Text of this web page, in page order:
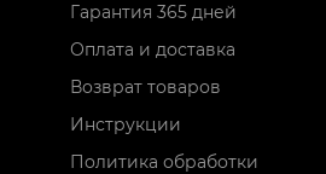
Гарантия 365 дней
Оплата и доставка
Возврат товаров
Инструкции
Политика обработки